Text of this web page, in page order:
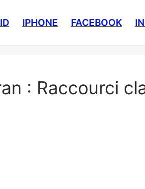
IPHONE FACEBOOK
: Raccourci